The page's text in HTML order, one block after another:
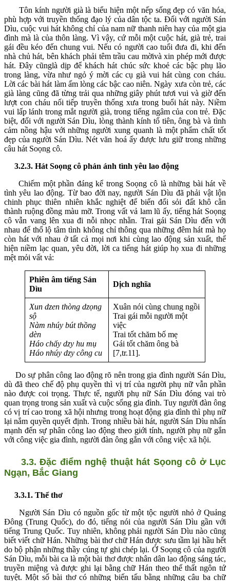
Tôn kính người già là biểu hiện một nếp sống đẹp có văn hóa,
phù hợp với truyền thống đạo lý của dân tộc ta. Đối với người Sán
Dìu, cuộc vui hát không chỉ của nam nữ thanh niên hay của một gia
đình mà là của thôn làng. Vì vậy, cứ mỗi một cuộc hát, già trẻ, trai
gái đều kéo đến chung vui. Nếu có người cao tuổi đưa đi, khi đến
nhà chủ hát, bên khách phải têm trầu cau mờivà xin phép mới được
hát. Đây cũnglà dịp để khách hát chúc sức khoẻ các bậc phụ lão
trong làng, vừa như ngỏ ý mời các cụ già vui hát cùng con cháu.
Lời các bài hát làm ấm lòng các bậc cao niên. Ngày xưa còn trẻ, các
già làng cũng đã từng trải qua những giây phút tươi vui và giờ đến
lượt con cháu nối tiếp truyền thống xưa trong buổi hát này. Niềm
vui lấp lánh trong mắt người già, trong tiếng ngâm của con trẻ. Đặc
biệt, đối với người Sán Dìu, lòng thành kính tổ tiên, ông bà và tình
cảm nồng hậu với những người xung quanh là một phẩm chất tốt
đẹp của người Sán Dìu. Nét văn hoá ấy được lưu giữ trong những
câu hát Soọng cô.
3.2.3. Hát Soọng cô phản ánh tình yêu lao động
Chiếm một phần đáng kể trong Soọng cô là những bài hát về
tình yêu lao động. Từ bao đời nay, người Sán Dìu đã phải vật lộn
chinh phục thiên nhiên khắc nghiệt để biến đổi sỏi đất khô cằn
thành ruộng đồng màu mỡ. Trong vất vả lam lũ ấy, tiếng hát Soọng
cô vẫn vang lên xua đi nỗi nhọc nhằn. Trai gái Sán Dìu đến với
nhau để thổ lộ tâm tình không chỉ thông qua những đêm hát mà họ
còn hát với nhau ở tất cả mọi nơi khi cùng lao động sản xuất, thể
hiện niềm lạc quan, yêu đời, lời ca tiếng hát giúp họ xua đi những
mệt mỏi vất vả:
Phiên âm tiếng Sán
Dìu
Dịch nghĩa
Xun dzen thòng dzọng
sộ
Nàm nhúy bút thồng
dèn
Háo chấy dzy hu mụ
Háo nhúy dzy công cu
Xuân nói cùng chung ngồi
Trai gái mỗi người một
việc
Trai tốt chăm bố mẹ
Gái tốt chăm ông bà
[7,tr.11].
Do sự phân công lao động rõ nên trong gia đình người Sán Dìu,
dù đã theo chế độ phụ quyền thì vị trí của người phụ nữ vẫn phần
nào được coi trọng. Thực tế, người phụ nữ Sán Dìu đóng vai trò
quan trọng trong sản xuất và cuộc sống gia đình. Tuy người đàn ông
có vị trí cao trong xã hội nhưng trong hoạt động gia đình thì phụ nữ
lại nắm quyền quyết định. Trong nhiều bài hát, người Sán Dìu nhấn
mạnh đến sự phân công lao động theo giới tính, người phụ nữ gắn
với công việc gia đình, người đàn ông gắn với công việc xã hội.
3.3. Đặc điểm nghệ thuật hát Sọong cô ở Lục
Ngạn, Bắc Giang
3.3.1. Thể thơ
Người Sán Dìu có nguồn gốc từ một tộc người nhỏ ở Quảng
Đông (Trung Quốc), do đó, tiếng nói của người Sán Dìu gần với
tiếng Trung Quốc. Tuy nhiên, không phải người Sán Dìu nào cũng
biết viết chữ Hán. Những bài thơ chữ Hán được sưu tầm lại hầu hết
do bộ phận những thầy cúng tự ghi chép lại. Ở Soọng cô của người
Sán Dìu, mỗi bài ca là một bài thơ được nhân dân lao động sáng tác,
truyền miệng và được ghi lại bằng chữ Hán theo thể thất ngôn tứ
tuyệt. Một số bài thơ có những biến tấu bằng những câu ba chữ